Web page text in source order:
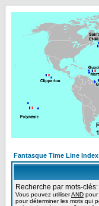
Fantasque Time Line
Recherche par mots-clés:
Vous pouvez utiliserAND pour
pour déterminer les mots qui